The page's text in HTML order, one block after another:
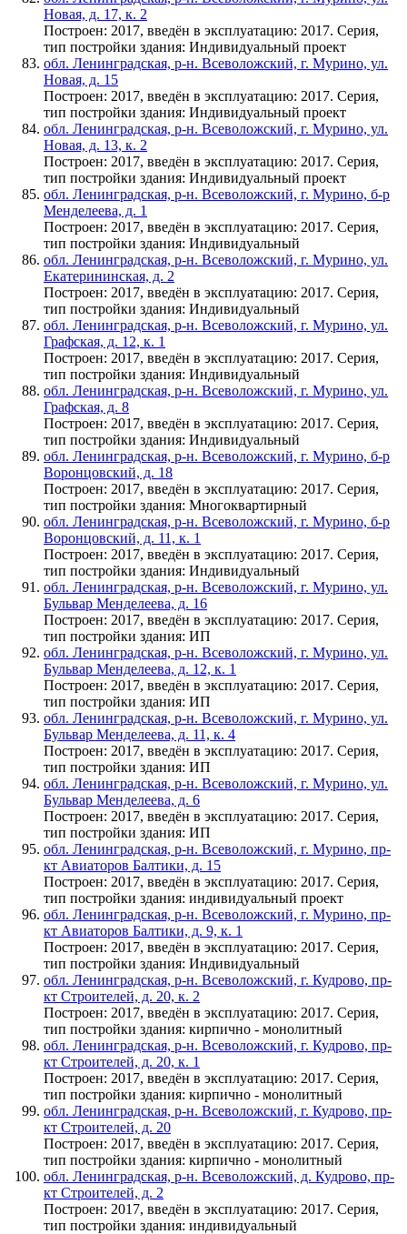
Новая, д. 17, к. 2
Построен: 2017, введён в эксплуатацию: 2017. Серия,
тип постройки здания: Индивидуальный проект
обл. Ленинградская, р-н. Всеволожский, г. Мурино, ул.
Новая, д. 15
Построен: 2017, введён в эксплуатацию: 2017. Серия,
тип постройки здания: Индивидуальный проект
обл. Ленинградская, р-н. Всеволожский, г. Мурино, ул.
Новая, д. 13, к. 2
Построен: 2017, введён в эксплуатацию: 2017. Серия,
тип постройки здания: Индивидуальный проект
обл. Ленинградская, р-н. Всеволожский, г. Мурино, б-р
Менделеева, д. 1
Построен: 2017, введён в эксплуатацию: 2017. Серия,
тип постройки здания: Индивидуальный
обл. Ленинградская, р-н. Всеволожский, г. Мурино, ул.
Екатерининская, д. 2
Построен: 2017, введён в эксплуатацию: 2017. Серия,
тип постройки здания: Индивидуальный
обл. Ленинградская, р-н. Всеволожский, г. Мурино, ул.
Графская, д. 12, к. 1
Построен: 2017, введён в эксплуатацию: 2017. Серия,
тип постройки здания: Индивидуальный
обл. Ленинградская, р-н. Всеволожский, г. Мурино, ул.
Графская, д. 8
Построен: 2017, введён в эксплуатацию: 2017. Серия,
тип постройки здания: Индивидуальный
обл. Ленинградская, р-н. Всеволожский, г. Мурино, б-р
Воронцовский, д. 18
Построен: 2017, введён в эксплуатацию: 2017. Серия,
тип постройки здания: Многоквартирный
обл. Ленинградская, р-н. Всеволожский, г. Мурино, б-р
Воронцовский, д. 11, к. 1
Построен: 2017, введён в эксплуатацию: 2017. Серия,
тип постройки здания: Индивидуальный
обл. Ленинградская, р-н. Всеволожский, г. Мурино, ул.
Бульвар Менделеева, д. 16
Построен: 2017, введён в эксплуатацию: 2017. Серия,
тип постройки здания: ИП
обл. Ленинградская, р-н. Всеволожский, г. Мурино, ул.
Бульвар Менделеева, д. 12, к. 1
Построен: 2017, введён в эксплуатацию: 2017. Серия,
тип постройки здания: ИП
обл. Ленинградская, р-н. Всеволожский, г. Мурино, ул.
Бульвар Менделеева, д. 11, к. 4
Построен: 2017, введён в эксплуатацию: 2017. Серия,
тип постройки здания: ИП
обл. Ленинградская, р-н. Всеволожский, г. Мурино, ул.
Бульвар Менделеева, д. 6
Построен: 2017, введён в эксплуатацию: 2017. Серия,
тип постройки здания: ИП
обл. Ленинградская, р-н. Всеволожский, г. Мурино, пр-
кт Авиаторов Балтики, д. 15
Построен: 2017, введён в эксплуатацию: 2017. Серия,
тип постройки здания: индивидуальный проект
обл. Ленинградская, р-н. Всеволожский, г. Мурино, пр-
кт Авиаторов Балтики, д. 9, к. 1
Построен: 2017, введён в эксплуатацию: 2017. Серия,
тип постройки здания: Индивидуальный
обл. Ленинградская, р-н. Всеволожский, г. Кудрово, пр-
кт Строителей, д. 20, к. 2
Построен: 2017, введён в эксплуатацию: 2017. Серия,
тип постройки здания: кирпично - монолитный
обл. Ленинградская, р-н. Всеволожский, г. Кудрово, пр-
кт Строителей, д. 20, к. 1
Построен: 2017, введён в эксплуатацию: 2017. Серия,
тип постройки здания: кирпично - монолитный
обл. Ленинградская, р-н. Всеволожский, г. Кудрово, пр-
кт Строителей, д. 20
Построен: 2017, введён в эксплуатацию: 2017. Серия,
тип постройки здания: кирпично - монолитный
обл. Ленинградская, р-н. Всеволожский, д. Кудрово, пр-
кт Строителей, д. 2
Построен: 2017, введён в эксплуатацию: 2017. Серия,
тип постройки здания: индивидуальный